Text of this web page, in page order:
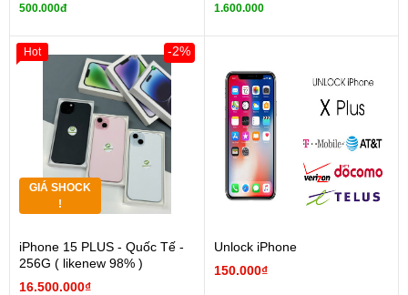
500.000đ
1.600.000
GIÁ SHOCK
!
iPhone 15 PLUS - Quốc Tế -
256G ( likenew 98% )
16.500.000₫
-2%
Hot
Unlock iPhone
150.000₫